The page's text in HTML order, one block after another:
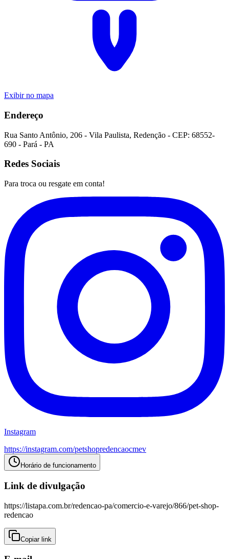
Exibir no mapa
Endereço
Rua Santo Antônio, 206 - Vila Paulista, Redenção - CEP: 68552-
690 - Pará - PA
Redes Sociais
Para troca ou resgate em conta!
Instagram
https://instagram.com/petshopredencaocmev
Horário de funcionamento
Link de divulgação
https://listapa.com.br/redencao-pa/comercio-e-varejo/866/pet-shop-
redencao
Copiar link